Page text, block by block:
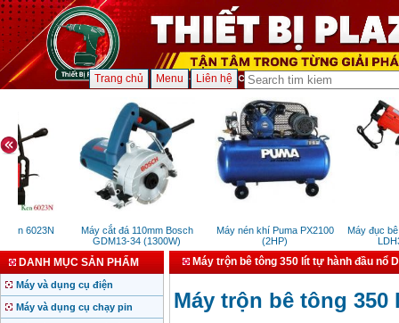
Trang chủ Menu Liên hệ
6023N
Máy cắt đá 110mm Bosch
GDM13-34 (1300W)
Máy nén khí Puma PX2100
(2HP)
Máy đục bê
DANH MỤC SẢN PHẨM
Máy và dụng cụ điện
Máy và dụng cụ chạy pin
Máy trộn bê tông 350 lít tự hành đầu nổ
Máy trộn bê tông